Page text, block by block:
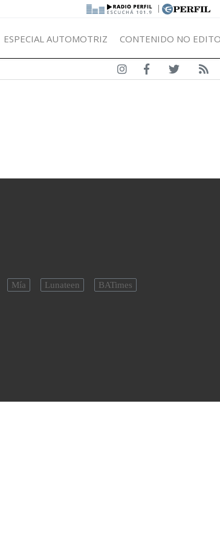
|
ESPECIAL AUTOMOTRIZ CONTENIDO NO
Mía Lunateen BATimes